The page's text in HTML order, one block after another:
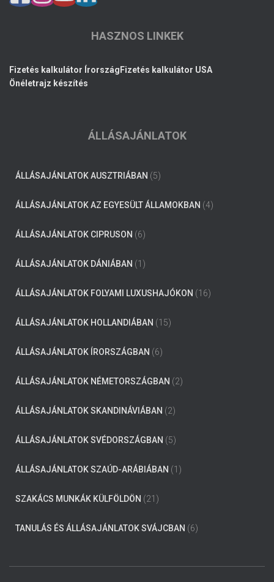
HASZNOS LINKEK
Fizetés kalkulátor Írország Fizetés kalkulátor USA
Önéletrajz készítés
ÁLLÁSAJÁNLATOK
ÁLLÁSAJÁNLATOK AUSZTRIÁBAN (5)
ÁLLÁSAJÁNLATOK AZ EGYESÜLT ÁLLAMOKBAN (4)
ÁLLÁSAJÁNLATOK CIPRUSON (6)
ÁLLÁSAJÁNLATOK DÁNIÁBAN (1)
ÁLLÁSAJÁNLATOK FOLYAMI LUXUSHAJÓKON (16)
ÁLLÁSAJÁNLATOK HOLLANDIÁBAN (15)
ÁLLÁSAJÁNLATOK ÍRORSZÁGBAN (6)
ÁLLÁSAJÁNLATOK NÉMETORSZÁGBAN (2)
ÁLLÁSAJÁNLATOK SKANDINÁVIÁBAN (2)
ÁLLÁSAJÁNLATOK SVÉDORSZÁGBAN (5)
ÁLLÁSAJÁNLATOK SZAÚD-ARÁBIÁBAN (1)
SZAKÁCS MUNKÁK KÜLFÖLDÖN (21)
TANULÁS ÉS ÁLLÁSAJÁNLATOK SVÁJCBAN (6)